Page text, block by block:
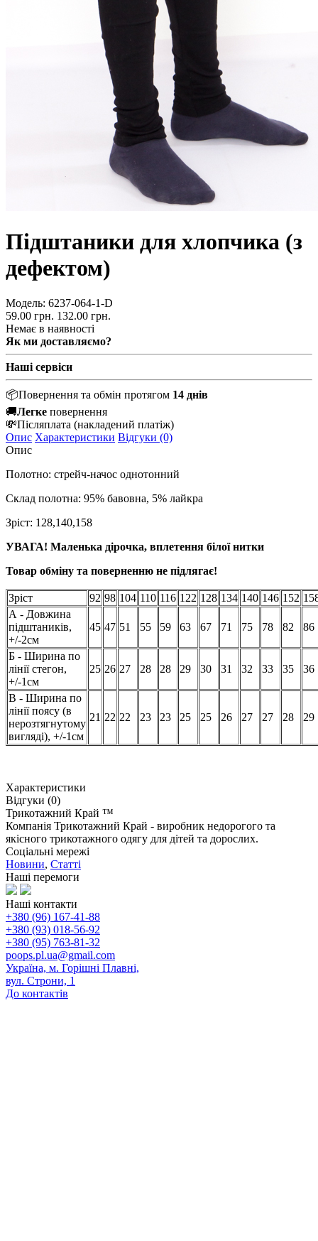
Підштаники для хлопчика (з
дефектом)
Модель: 6237-064-1-D
59.00 грн. 132.00 грн.
Немає в наявності
Як ми доставляємо?
Наші сервіси
📦Повернення та обмін протягом 14 днів
🚚Легке повернення
💸Післяплата (накладений платіж)
Опис Характеристики Відгуки (0)
Опис
Полотно: стрейч-начос однотонний
Склад полотна: 95% бавовна, 5% лайкра
Зріст: 128,140,158
УВАГА! Маленька дірочка, вплетення білої нитки
Товар обміну та поверненню не підлягає!
Зріст 92 98 104 110 116 122 128 134 140 146 152
А - Довжина
підштаників,
+/-2см
45 47 51 55 59 63 67 71 75 78 82 86
Б - Ширина по
лінії стегон,
+/-1см
25 26 27 28 28 29 30 31 32 33 35 36
В - Ширина по
лінії поясу (в
нерозтягнутому
вигляді), +/-1см
21 22 22 23 23 25 25 26 27 27 28 29
Характеристики
Відгуки (0)
Трикотажний Край ™
Компанія Трикотажний Край - виробник недорогого та
якісного трикотажного одягу для дітей та дорослих.
Соціальні мережі
Новини, Статті
Наші перемоги
Наші контакти
+380 (96) 167-41-88
+380 (93) 018-56-92
+380 (95) 763-81-32
poops.pl.ua@gmail.com
Україна, м. Горішні Плавні,
вул. Строни, 1
До контактів